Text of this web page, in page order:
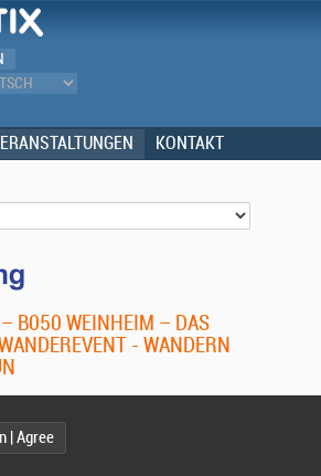
KONTAKT
B050 WEINHEIM – DAS
- WANDERN
| Agree